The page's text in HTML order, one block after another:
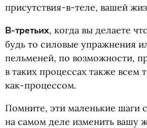
присутствия-в-теле, вашей
В-третьих, когда вы делаете
будь то силовые упражнения
пельменей, по возможности,
в таких процессах также всем
как-процессом.
Помните, эти маленькие шаги
на самом деле изменить вашу